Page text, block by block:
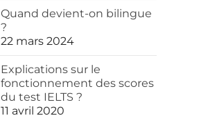
Quand devient-on bilingue
?
22 mars 2024
Explications sur le
fonctionnement des scores
du test IELTS ?
11 avril 2020